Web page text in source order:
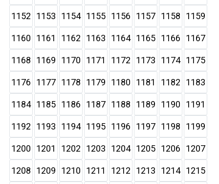
1152 1153 1154 1155 1156 1157 1158 1159
1160 1161 1162 1163 1164 1165 1166 1167
1168 1169 1170 1171 1172 1173 1174 1175
1176 1177 1178 1179 1180 1181 1182 1183
1184 1185 1186 1187 1188 1189 1190 1191
1192 1193 1194 1195 1196 1197 1198 1199
1200 1201 1202 1203 1204 1205 1206 1207
1208 1209 1210 1211 1212 1213 1214 1215